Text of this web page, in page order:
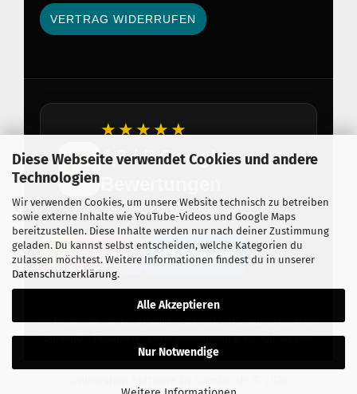
Diese Webseite verwendet Cookies und andere
Technologien
Wir verwenden Cookies, um unsere Website technisch zu betreiben
sowie externe Inhalte wie YouTube-Videos und Google Maps
bereitzustellen. Diese Inhalte werden nur nach deiner Zustimmung
geladen. Du kannst selbst entscheiden, welche Kategorien du
zulassen möchtest. Weitere Informationen findest du in unserer
Datenschutzerklärung.
Alle Akzeptieren
Nur Notwendige
VERTRAG WIDERRUFEN
★★★★★
4,8 / 5 Google
Über 150 zufriedene Kunden
Instagram Facebook
© Feuerwerkseinkauf Berlin · Seit 2015 · Erlaubnis nach §7
SprengG · Feuerwerk online vorbestellen & vor Ort abholen